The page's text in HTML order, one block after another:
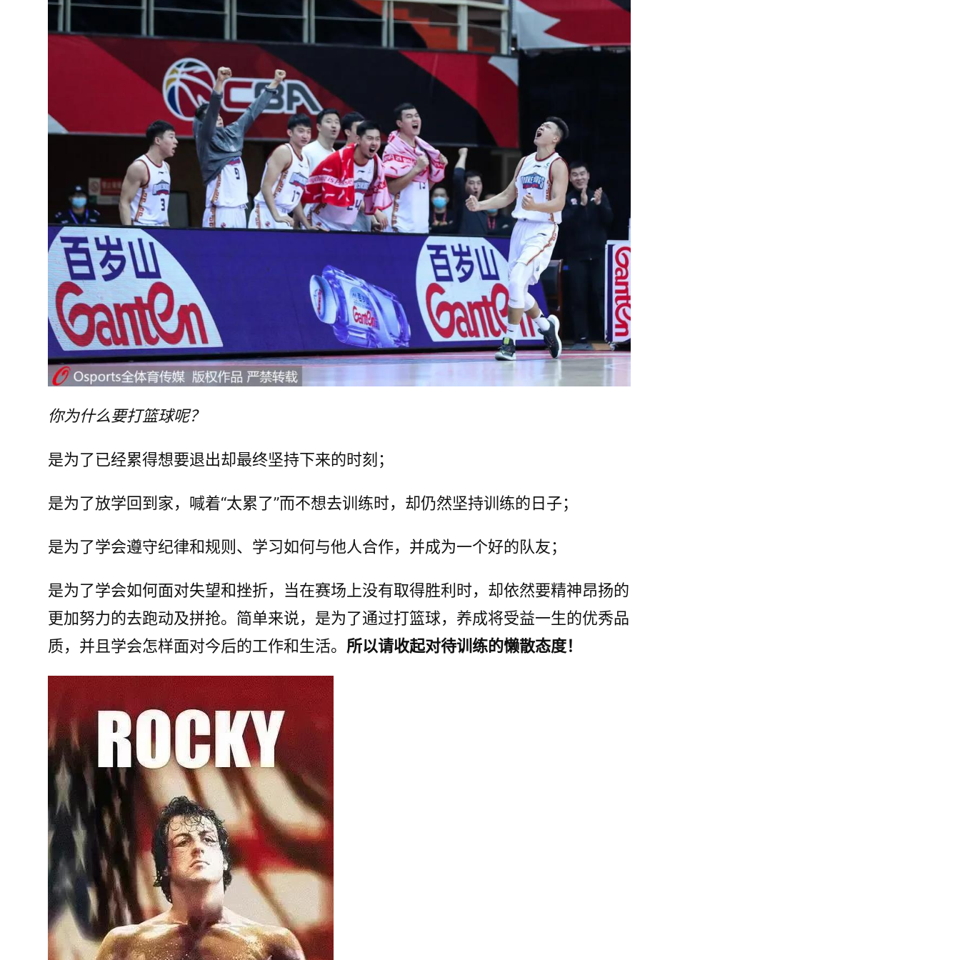
你为什么要打篮球呢？
是为了已经累得想要退出却最终坚持下来的时刻；
是为了放学回到家，喊着“太累了”而不想去训练时，却仍然坚持训练的日子；
是为了学会遵守纪律和规则、学习如何与他人合作，并成为一个好的队友；
是为了学会如何面对失望和挫折，当在赛场上没有取得胜利时，却依然要精神昂扬的
更加努力的去跑动及拼抢。简单来说，是为了通过打篮球，养成将受益一生的优秀品
质，并且学会怎样面对今后的工作和生活。 所以请收起对待训练的懒散态度！